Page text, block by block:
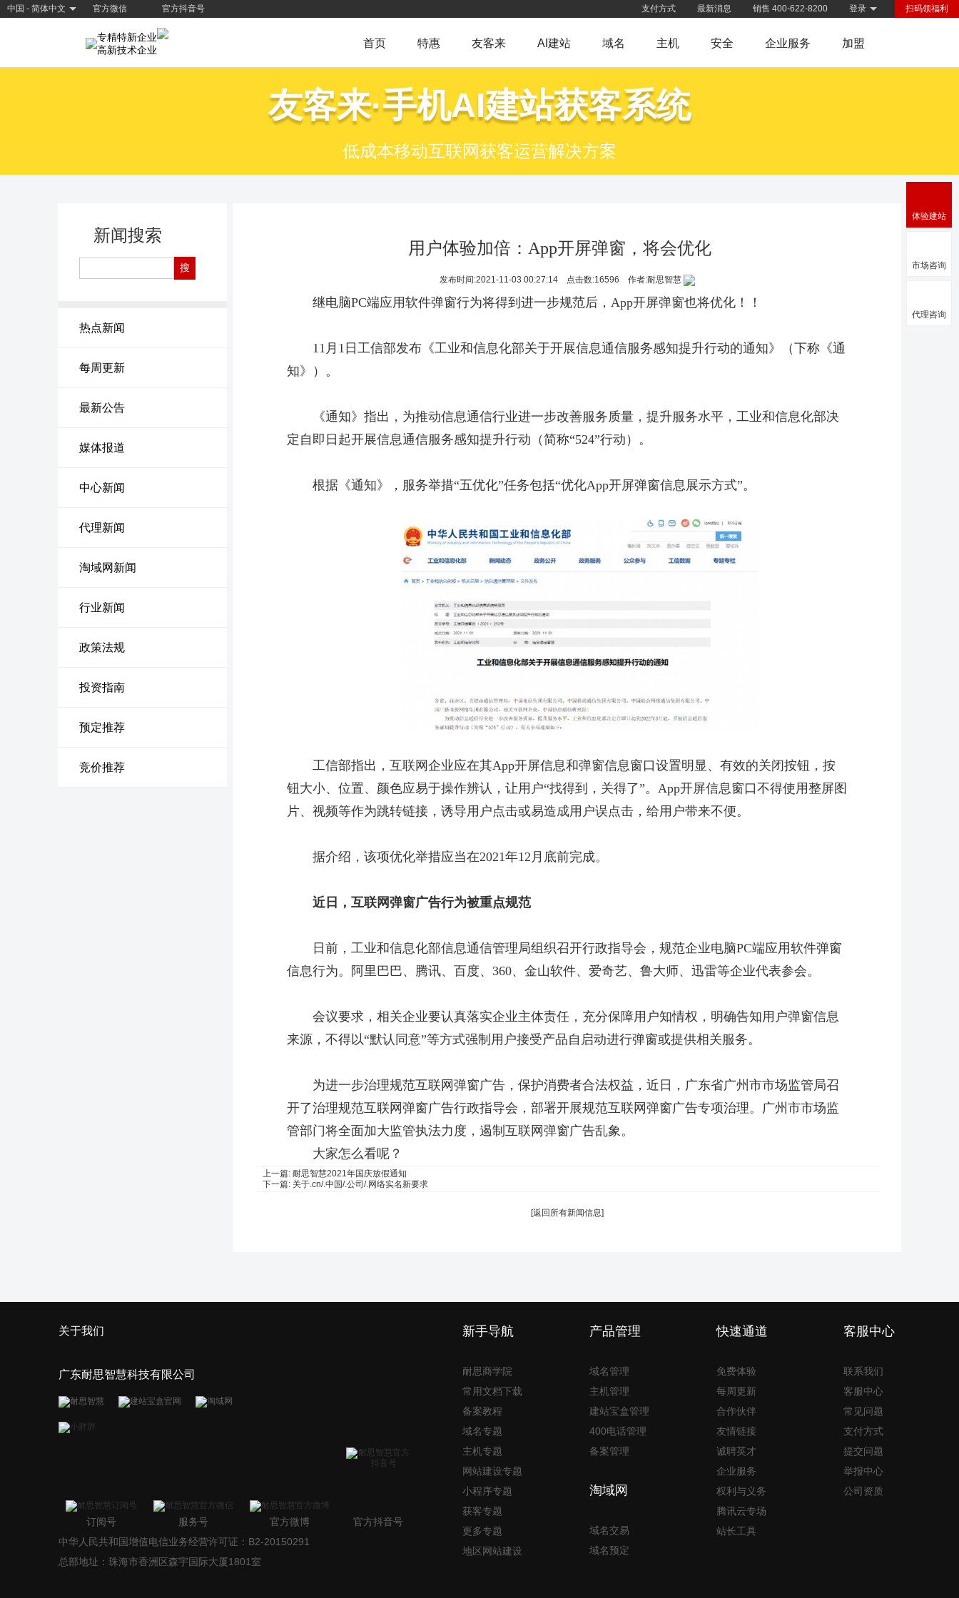
中国 - 简体中文 官方微信 官方抖音号 扫码领福利
登录
销售 400-622-8200
最新消息
支付方式
专精特新企业
高新技术企业
首页 特惠 友客来 AI建站 域名 主机 安全 企业服务 加盟
友客来·手机AI建站获客系统
低成本移动互联网获客运营解决方案
新闻搜索
热点新闻
每周更新
最新公告
媒体报道
中心新闻
代理新闻
淘域网新闻
行业新闻
政策法规
投资指南
预定推荐
竞价推荐
用户体验加倍：App开屏弹窗，将会优化
发布时间:2021-11-03 00:27:14 点击数:16596 作者:耐思智慧
继电脑PC端应用软件弹窗行为将得到进一步规范后，App开屏弹窗也将优化！！
11月1日工信部发布《工业和信息化部关于开展信息通信服务感知提升行动的通知》（下称《通
知》）。
《通知》指出，为推动信息通信行业进一步改善服务质量，提升服务水平，工业和信息化部决
定自即日起开展信息通信服务感知提升行动（简称“524”行动）。
根据《通知》，服务举措“五优化”任务包括“优化App开屏弹窗信息展示方式”。
工信部指出，互联网企业应在其App开屏信息和弹窗信息窗口设置明显、有效的关闭按钮，按
钮大小、位置、颜色应易于操作辨认，让用户“找得到，关得了”。App开屏信息窗口不得使用整屏图
片、视频等作为跳转链接，诱导用户点击或易造成用户误点击，给用户带来不便。
据介绍，该项优化举措应当在2021年12月底前完成。
近日，互联网弹窗广告行为被重点规范
日前，工业和信息化部信息通信管理局组织召开行政指导会，规范企业电脑PC端应用软件弹窗
信息行为。阿里巴巴、腾讯、百度、360、金山软件、爱奇艺、鲁大师、迅雷等企业代表参会。
会议要求，相关企业要认真落实企业主体责任，充分保障用户知情权，明确告知用户弹窗信息
来源，不得以“默认同意”等方式强制用户接受产品自启动进行弹窗或提供相关服务。
为进一步治理规范互联网弹窗广告，保护消费者合法权益，近日，广东省广州市市场监管局召
开了治理规范互联网弹窗广告行政指导会，部署开展规范互联网弹窗广告专项治理。广州市市场监
管部门将全面加大监管执法力度，遏制互联网弹窗广告乱象。
大家怎么看呢？
上一篇: 耐思智慧2021年国庆放假通知
下一篇: 关于.cn/.中国/.公司/.网络实名新要求
[返回所有新闻信息]
关于我们
广东耐思智慧科技有限公司
订阅号 服务号 官方微博
官方抖音号
中华人民共和国增值电信业务经营许可证：B2-20150291
总部地址：珠海市香洲区森宇国际大厦1801室
新手导航
耐思商学院
常用文档下载
备案教程
域名专题
主机专题
网站建设专题
小程序专题
获客专题
更多专题
地区网站建设
产品管理
域名管理
主机管理
建站宝盒管理
400电话管理
备案管理
淘域网
域名交易
域名预定
快速通道
免费体验
每周更新
合作伙伴
友情链接
诚聘英才
企业服务
权利与义务
腾讯云专场
站长工具
客服中心
联系我们
客服中心
常见问题
支付方式
提交问题
举报中心
公司资质
体验建站
市场咨询
代理咨询